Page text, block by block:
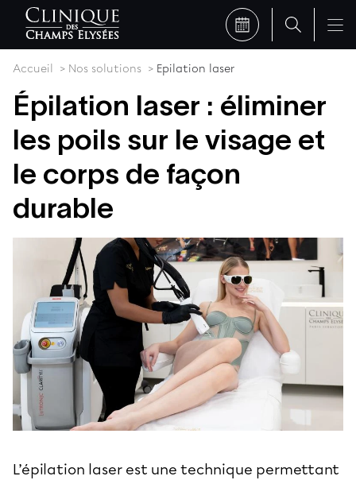
Accueil Nos solutions Epilation laser
Épilation laser : éliminer
les poils sur le visage et
le corps de façon
durable
L’épilation laser est une technique permettant